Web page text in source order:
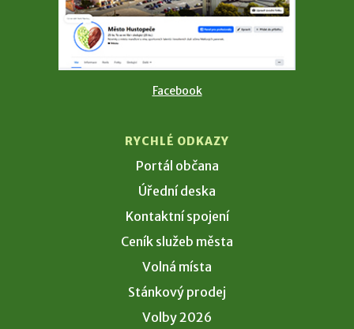
Facebook
RYCHLÉ ODKAZY
Portál občana
Úřední deska
Kontaktní spojení
Ceník služeb města
Volná místa
Stánkový prodej
Volby 2026